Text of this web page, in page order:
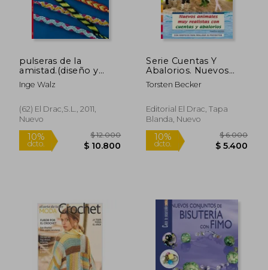
45% $ 161.040 10%
pulseras de la
amistad.(diseño y
moda)
Inge Walz
(62) El Drac,s.l., 2011,
Nuevo
Serie Cuentas Y
Abalorios. Nuevos
Animales Muy
Realistas Con Cuentas
49
Torsten Becker
Editorial El Drac, Tapa
Blanda, Nuevo